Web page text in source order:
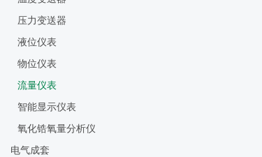
压力变送器
液位仪表
物位仪表
流量仪表
智能显示仪表
氧化锆氧量分析仪
电气成套